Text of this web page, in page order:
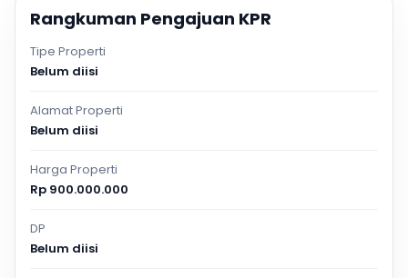
Rangkuman Pengajuan KPR
Tipe Properti
Belum diisi
Alamat Properti
Belum diisi
Harga Properti
Rp 900.000.000
DP
Belum diisi